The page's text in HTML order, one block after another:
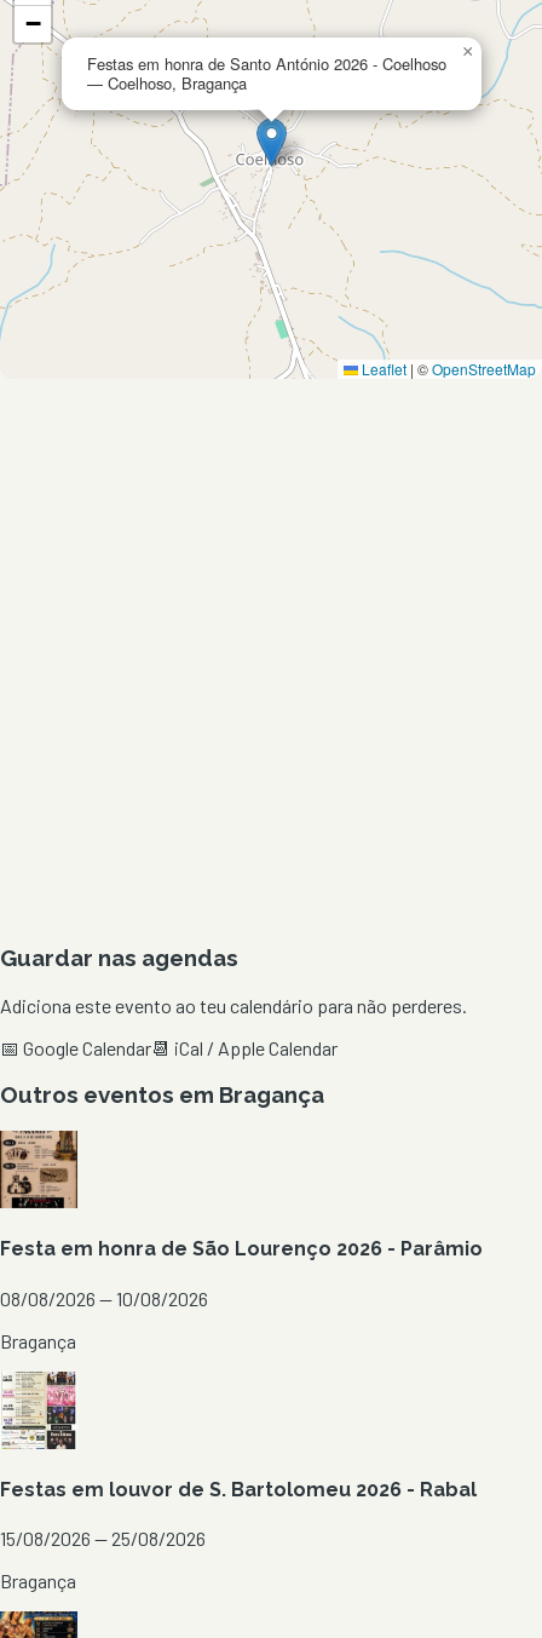
Festas em honra de Santo António 2026 - Coelhoso
— Coelhoso, Bragança
×
−
Leaflet | ©OpenStreetMap
Guardar nas agendas
Adiciona este evento ao teu calendário para não perderes.
📅 Google Calendar📆 iCal / Apple Calendar
Outros eventos em Bragança
Festa em honra de São Lourenço 2026 - Parâmio
08/08/2026 — 10/08/2026
Bragança
Festas em louvor de S. Bartolomeu 2026 - Rabal
15/08/2026 — 25/08/2026
Bragança